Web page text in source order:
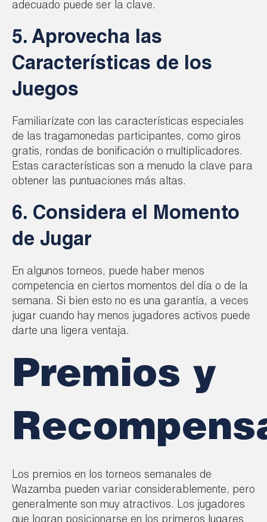
adecuado puede ser la clave.
5. Aprovecha las
Características de los
Juegos
Familiarízate con las características especiales
de las tragamonedas participantes, como giros
gratis, rondas de bonificación o multiplicadores.
Estas características son a menudo la clave para
obtener las puntuaciones más altas.
6. Considera el Momento
de Jugar
En algunos torneos, puede haber menos
competencia en ciertos momentos del día o de la
semana. Si bien esto no es una garantía, a veces
jugar cuando hay menos jugadores activos puede
darte una ligera ventaja.
Premios y
Los premios en los torneos semanales de
Wazamba pueden variar considerablemente, pero
generalmente son muy atractivos. Los jugadores